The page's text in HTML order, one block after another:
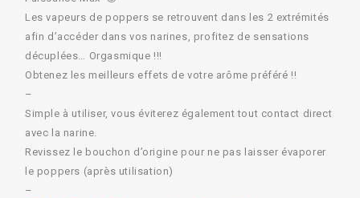
Les vapeurs de poppers se retrouvent dans les 2 extrémités
afin d’accéder dans vos narines, profitez de sensations
décuplées… Orgasmique !!!
Obtenez les meilleurs effets de votre arôme préféré !!
–
Simple à utiliser, vous éviterez également tout contact direct
avec la narine.
Revissez le bouchon d’origine pour ne pas laisser évaporer
le poppers (après utilisation)
–